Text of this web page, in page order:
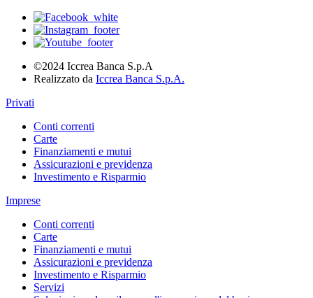
©2024 Iccrea Banca S.p.A
Realizzato da Iccrea Banca S.p.A.
Privati
Conti correnti
Carte
Finanziamenti e mutui
Assicurazioni e previdenza
Investimento e Risparmio
Imprese
Conti correnti
Carte
Finanziamenti e mutui
Assicurazioni e previdenza
Investimento e Risparmio
Servizi